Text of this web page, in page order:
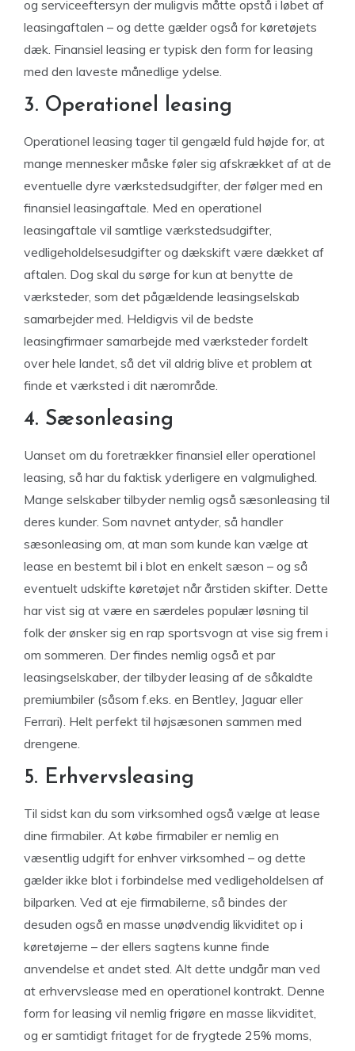
og serviceeftersyn der muligvis måtte opstå i løbet af
leasingaftalen – og dette gælder også for køretøjets
dæk. Finansiel leasing er typisk den form for leasing
med den laveste månedlige ydelse.
3. Operationel leasing
Operationel leasing tager til gengæld fuld højde for, at
mange mennesker måske føler sig afskrækket af at de
eventuelle dyre værkstedsudgifter, der følger med en
finansiel leasingaftale. Med en operationel
leasingaftale vil samtlige værkstedsudgifter,
vedligeholdelsesudgifter og dækskift være dækket af
aftalen. Dog skal du sørge for kun at benytte de
værksteder, som det pågældende leasingselskab
samarbejder med. Heldigvis vil de bedste
leasingfirmaer samarbejde med værksteder fordelt
over hele landet, så det vil aldrig blive et problem at
finde et værksted i dit nærområde.
4. Sæsonleasing
Uanset om du foretrækker finansiel eller operationel
leasing, så har du faktisk yderligere en valgmulighed.
Mange selskaber tilbyder nemlig også sæsonleasing til
deres kunder. Som navnet antyder, så handler
sæsonleasing om, at man som kunde kan vælge at
lease en bestemt bil i blot en enkelt sæson – og så
eventuelt udskifte køretøjet når årstiden skifter. Dette
har vist sig at være en særdeles populær løsning til
folk der ønsker sig en rap sportsvogn at vise sig frem i
om sommeren. Der findes nemlig også et par
leasingselskaber, der tilbyder leasing af de såkaldte
premiumbiler (såsom f.eks. en Bentley, Jaguar eller
Ferrari). Helt perfekt til højsæsonen sammen med
drengene.
5. Erhvervsleasing
Til sidst kan du som virksomhed også vælge at lease
dine firmabiler. At købe firmabiler er nemlig en
væsentlig udgift for enhver virksomhed – og dette
gælder ikke blot i forbindelse med vedligeholdelsen af
bilparken. Ved at eje firmabilerne, så bindes der
desuden også en masse unødvendig likviditet op i
køretøjerne – der ellers sagtens kunne finde
anvendelse et andet sted. Alt dette undgår man ved
at erhvervslease med en operationel kontrakt. Denne
form for leasing vil nemlig frigøre en masse likviditet,
og er samtidigt fritaget for de frygtede 25% moms,